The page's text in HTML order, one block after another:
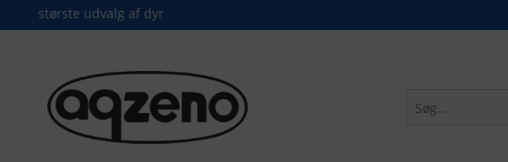
største udvalg af dyr